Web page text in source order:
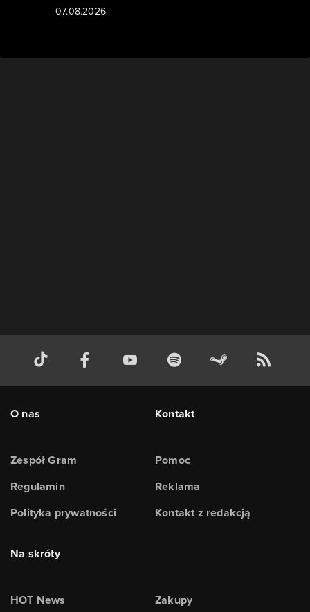
07.08.2026
O nas
Zespół Gram
Regulamin
Polityka prywatności
Kontakt
Pomoc
Reklama
Kontakt z redakcją
Na skróty
HOT News Zakupy